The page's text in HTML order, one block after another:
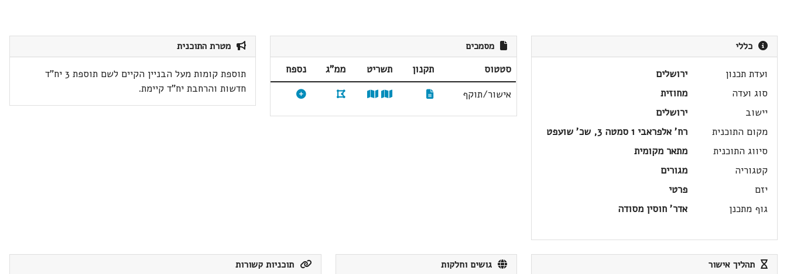
כללי
ועדת תכנון
ירושלים
סוג ועדה
מחוזית
יישוב
ירושלים
מקום התוכנית
רח' אלפראבי 1 סמטה 3, שכ' שועפט
סיווג התוכנית
מתאר מקומית
קטגוריה
מגורים
יזם
פרטי
גוף מתכנן
אדר' חוסין מסודה
מסמכים
סטטוס תקנון תשריט ממ"ג
נספח
אישור/תוקף
מטרת התוכנית
תוספת קומות מעל הבניין הקיים לשם תוספת 3 יח"ד
חדשות והרחבת יח"ד קיימת.
תהליך אישור גושים וחלקות תוכניות קשורות